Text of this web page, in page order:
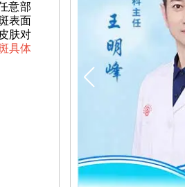
意部
表面
肤对
具体